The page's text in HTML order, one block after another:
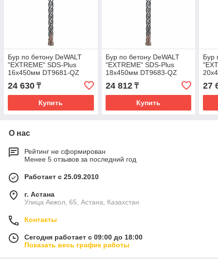
Бур по бетону DeWALT
"EXTREME" SDS-Plus
16х450мм DT9681-QZ
24 630 ₸
Купить
Бур по бетону DeWALT
"EXTREME" SDS-Plus
18х450мм DT9683-QZ
24 812₸
Купить
Бур
27
О нас
Рейтинг не сформирован
Менее 5 отзывов за последний год
Работает с 25.09.2010
г. Астана
Улица Акжол, 65, Астана, Казахстан
Контакты
Сегодня работает с 09:00 до 18:00
Показать весь график работы